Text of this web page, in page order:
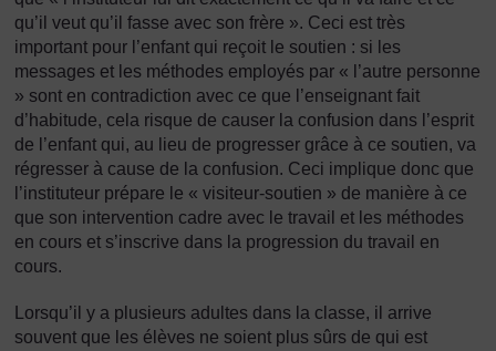
qu’il veut qu’il fasse avec son frère ». Ceci est très
important pour l’enfant qui reçoit le soutien : si les
messages et les méthodes employés par « l’autre personne
» sont en contradiction avec ce que l’enseignant fait
d’habitude, cela risque de causer la confusion dans l’esprit
de l’enfant qui, au lieu de progresser grâce à ce soutien, va
régresser à cause de la confusion. Ceci implique donc que
l’instituteur prépare le « visiteur-soutien » de manière à ce
que son intervention cadre avec le travail et les méthodes
en cours et s’inscrive dans la progression du travail en
cours.
Lorsqu’il y a plusieurs adultes dans la classe, il arrive
souvent que les élèves ne soient plus sûrs de qui est